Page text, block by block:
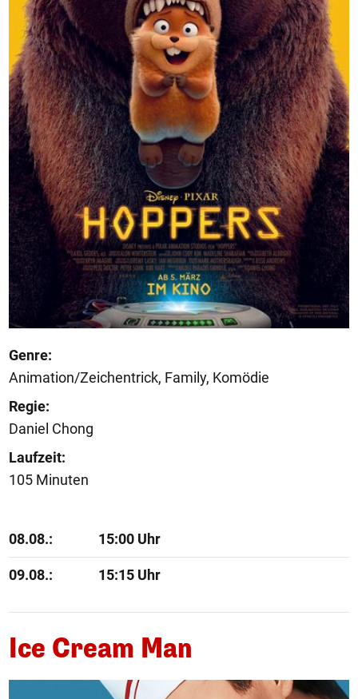
Genre:
Animation/Zeichentrick, Family, Komödie
Regie:
Daniel Chong
Laufzeit:
105 Minuten
08.08.: 15:00 Uhr
09.08.: 15:15 Uhr
Ice Cream Man